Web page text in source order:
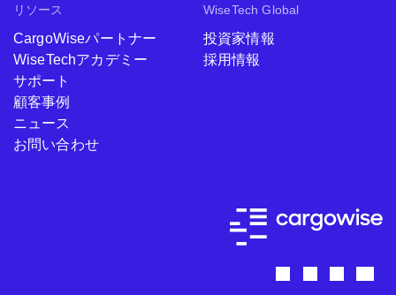
リソース
CargoWiseパートナー
WiseTechアカデミー
サポート
顧客事例
ニュース
お問い合わせ
WiseTech Global
投資家情報
採用情報